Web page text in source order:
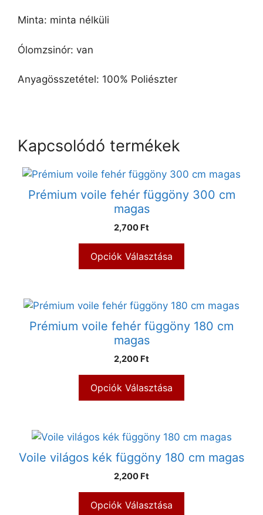
Minta: minta nélküli
Ólomzsinór: van
Anyagösszetétel: 100% Poliészter
Kapcsolódó termékek
Prémium voile fehér függöny 300 cm
magas
2,700 Ft
Opciók Választása
Prémium voile fehér függöny 180 cm
magas
2,200 Ft
Opciók Választása
Voile világos kék függöny 180 cm magas
2,200 Ft
Opciók Választása